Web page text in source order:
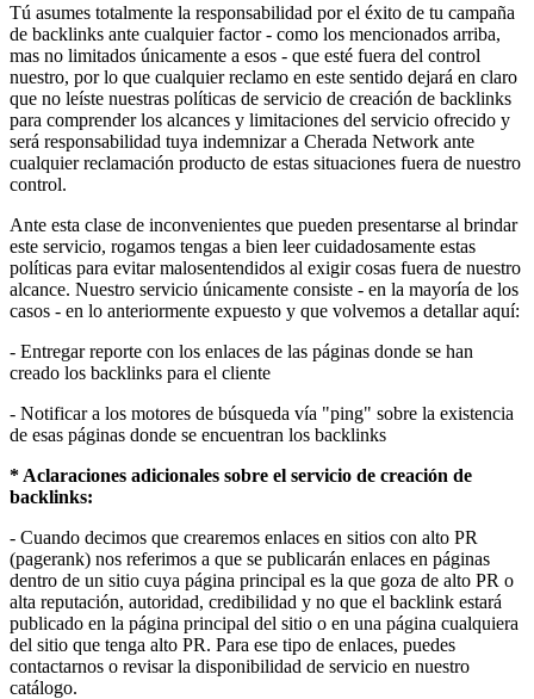
Tú asumes totalmente la responsabilidad por el éxito de tu campaña
de backlinks ante cualquier factor - como los mencionados arriba,
mas no limitados únicamente a esos - que esté fuera del control
nuestro, por lo que cualquier reclamo en este sentido dejará en claro
que no leíste nuestras políticas de servicio de creación de backlinks
para comprender los alcances y limitaciones del servicio ofrecido y
será responsabilidad tuya indemnizar a Cherada Network ante
cualquier reclamación producto de estas situaciones fuera de nuestro
control.
Ante esta clase de inconvenientes que pueden presentarse al brindar
este servicio, rogamos tengas a bien leer cuidadosamente estas
políticas para evitar malosentendidos al exigir cosas fuera de nuestro
alcance. Nuestro servicio únicamente consiste - en la mayoría de los
casos - en lo anteriormente expuesto y que volvemos a detallar aquí:
- Entregar reporte con los enlaces de las páginas donde se han
creado los backlinks para el cliente
- Notificar a los motores de búsqueda vía "ping" sobre la existencia
de esas páginas donde se encuentran los backlinks
* Aclaraciones adicionales sobre el servicio de creación de
backlinks:
- Cuando decimos que crearemos enlaces en sitios con alto PR
(pagerank) nos referimos a que se publicarán enlaces en páginas
dentro de un sitio cuya página principal es la que goza de alto PR o
alta reputación, autoridad, credibilidad y no que el backlink estará
publicado en la página principal del sitio o en una página cualquiera
del sitio que tenga alto PR. Para ese tipo de enlaces, puedes
contactarnos o revisar la disponibilidad de servicio en nuestro
catálogo.